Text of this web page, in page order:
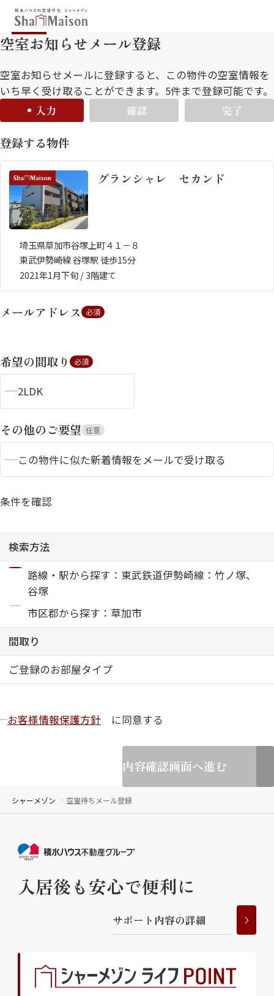
保存した条件
お気に入り
北海道
中部
九州
市区郡・路線・駅から探す
通勤・通学時間から探す
人気のカテゴリから探す
シャーメゾンとは
ルームツアー
ShaMaison STYLE
シャーメゾンショップを探す
らくらく内見
シャーメゾンライフサポート
お問い合わせ・よくある質問
空室お知らせメール登録
空室お知らせメールに登録すると、この物件の空室情報を
いち早く受け取ることができます。5件まで登録可能です。
入力
確認 完了
登録する物件
グランシャレ セカンド
埼玉県草加市谷塚上町４１－８
東武伊勢崎線 谷塚駅 徒歩15分
2021年1月下旬 / 3階建て
メールアドレス 必須
希望の間取り 必須
2LDK
その他のご要望 任意
この物件に似た新着情報をメールで受け取る
条件を確認
検索方法
路線・駅から探す：東武鉄道伊勢崎線：竹ノ塚、
谷塚
市区郡から探す：草加市
間取り
ご登録のお部屋タイプ
お客様情報保護方針 に同意する
内容確認画面へ進む
シャーメゾン 空室待ちメール登録
入居後も安心で便利に
サポー ト 内容の詳細